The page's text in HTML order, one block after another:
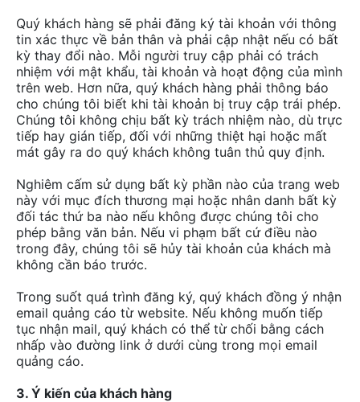
Quý khách hàng sẽ phải đăng ký tài khoản với thông
tin xác thực về bản thân và phải cập nhật nếu có bất
kỳ thay đổi nào. Mỗi người truy cập phải có trách
nhiệm với mật khẩu, tài khoản và hoạt động của mình
trên web. Hơn nữa, quý khách hàng phải thông báo
cho chúng tôi biết khi tài khoản bị truy cập trái phép.
Chúng tôi không chịu bất kỳ trách nhiệm nào, dù trực
tiếp hay gián tiếp, đối với những thiệt hại hoặc mất
mát gây ra do quý khách không tuân thủ quy định.
Nghiêm cấm sử dụng bất kỳ phần nào của trang web
này với mục đích thương mại hoặc nhân danh bất kỳ
đối tác thứ ba nào nếu không được chúng tôi cho
phép bằng văn bản. Nếu vi phạm bất cứ điều nào
trong đây, chúng tôi sẽ hủy tài khoản của khách mà
không cần báo trước.
Trong suốt quá trình đăng ký, quý khách đồng ý nhận
email quảng cáo từ website. Nếu không muốn tiếp
tục nhận mail, quý khách có thể từ chối bằng cách
nhấp vào đường link ở dưới cùng trong mọi email
quảng cáo.
3. Ý kiến của khách hàng